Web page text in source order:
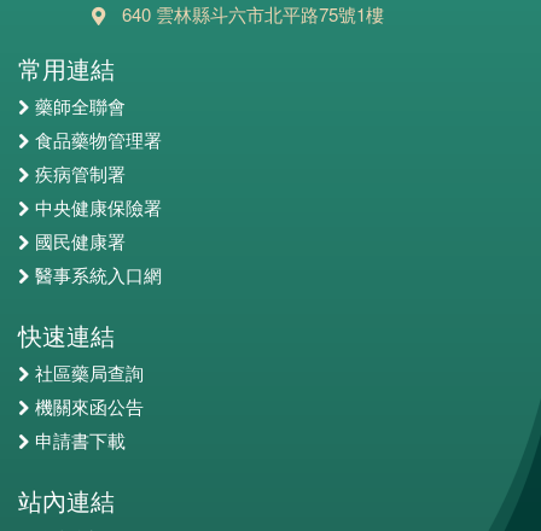
640 雲林縣斗六市北平路75號1樓
常用連結
藥師全聯會
食品藥物管理署
疾病管制署
中央健康保險署
國民健康署
醫事系統入口網
快速連結
社區藥局查詢
機關來函公告
申請書下載
站內連結